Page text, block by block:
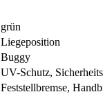
grün
Liegeposition
Buggy
UV-Schutz,
Feststellbremse,